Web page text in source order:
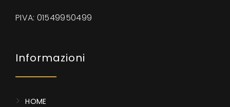
PIVA: 01549950499
Informazioni
HOME